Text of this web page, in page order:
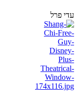
עדי פרל